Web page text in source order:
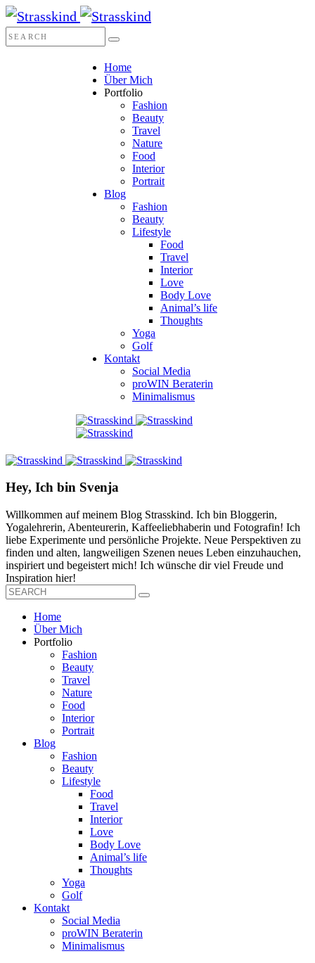
Home
Über Mich
Portfolio
Fashion
Beauty
Travel
Nature
Food
Interior
Portrait
Blog
Fashion
Beauty
Lifestyle
Food
Travel
Interior
Love
Body Love
Animal’s life
Thoughts
Yoga
Golf
Kontakt
Social Media
proWIN Beraterin
Minimalismus
Hey, Ich bin Svenja
Willkommen auf meinem Blog Strasskind. Ich bin Bloggerin,
Yogalehrerin, Abenteurerin, Kaffeeliebhaberin und Fotografin! Ich
liebe Experimente und persönliche Projekte. Neue Perspektiven zu
finden und alten, langweiligen Szenen neues Leben einzuhauchen,
inspiriert und begeistert mich! Ich wünsche dir viel Freude und
Inspiration hier!
Home
Über Mich
Portfolio
Fashion
Beauty
Travel
Nature
Food
Interior
Portrait
Blog
Fashion
Beauty
Lifestyle
Food
Travel
Interior
Love
Body Love
Animal’s life
Thoughts
Yoga
Golf
Kontakt
Social Media
proWIN Beraterin
Minimalismus